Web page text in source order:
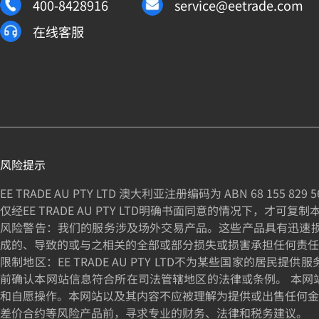
400-8428916
service@eetrade.com
在线客服
风险提示
EE TRADE AU PTY LTD 澳大利亚注册编码为 ABN 68 155 829
仅经EE TRADE AU PTY LTD明确书面同意的情况下，才可复制
风险警告：我们的服务涉及场外交易产品。这些产品具有迅速
成的、导致的或与之相关的全部或部分损失或损害承担任何责
限制地区：EE TRADE AU PTY LTD不为某些国家的居民提供
前确认本网站信息符合所在司法管辖地区的法律或条例。 本
和自愿操作。本网站以及其内容不应被理解为提供或出售任何
差价合约等风险产品前，寻求专业的财务、法律和税务建议。